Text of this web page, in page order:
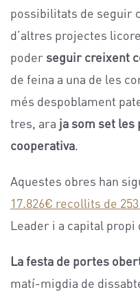
possibilitats de seguir
d’altres projectes
poderseguir creixent
de feina a una de les
més despoblament
tres, ara ja som set les
cooperativa.
Aquestes obres han
17.826€ recollits de
Leader i a capital propi
La festa de portes
matí-migdia de